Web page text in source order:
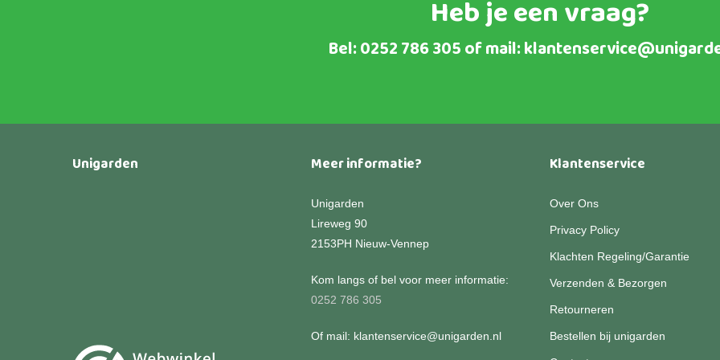
Heb je een vraag?
Bel:0252 786 305of mail:
Unigarden Meer informatie?
Unigarden
Lireweg 90
2153PH Nieuw-Vennep
Kom langs of bel voor meer informatie:
0252 786 305
Of mail: klantenservice@unigarden.nl
Klantenservice
Over Ons
Privacy Policy
Klachten Regeling/Garantie
Verzenden & Bezorgen
Retourneren
Bestellen bij unigarden